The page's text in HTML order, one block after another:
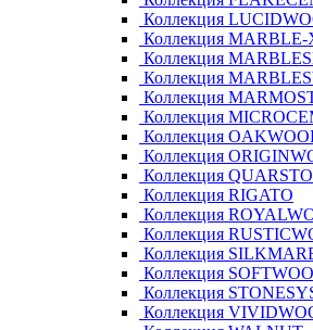
Коллекция
Коллекция MARBLE-
Коллекция
Коллекция
Коллекция
Коллекция
Коллекция
Коллекция
Коллекция
Коллекция RIGATO
Коллекция
Коллекция
Коллекция
Коллекция
Коллекция
Коллекция